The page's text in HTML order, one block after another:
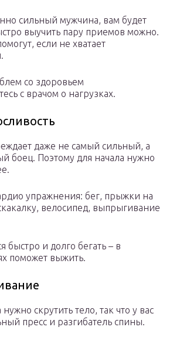
сильный мужчина, вам будет
выучить пару приемов можно.
если не хватает
со здоровьем
с врачом о нагрузках.
даже не самый сильный, а
боец. Поэтому для начала нужно
упражнения: бег, прыжки на
велосипед, выпрыгивание
быстро и долго бегать – в
поможет выжить.
скрутить тело, так что у вас
пресс и разгибатель спины.